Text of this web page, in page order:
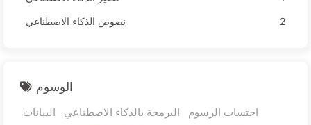
نصوص الذكاء الاصطناعي
2
الوسوم
البيانات البرمجة بالذكاء الاصطناعي احتساب الرسوم